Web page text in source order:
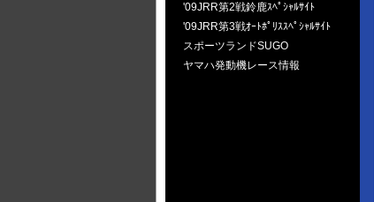
'09JRR第2戦鈴鹿ｽﾍﾟｼｬﾙｻｲﾄ
'09JRR第3戦ｵｰﾄﾎﾟﾘｽｽﾍﾟｼｬﾙｻｲﾄ
スポーツランドSUGO
ヤマハ発動機レース情報